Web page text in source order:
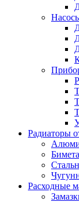
Радиаторы
Расходные